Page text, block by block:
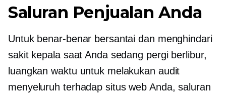
Saluran Penjualan Anda
Untuk benar-benar bersantai dan menghindari
sakit kepala saat Anda sedang pergi berlibur,
luangkan waktu untuk melakukan audit
menyeluruh terhadap situs web Anda, saluran